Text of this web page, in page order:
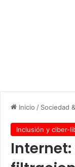
Inicio / Sociedad
Inclusión y ciber-